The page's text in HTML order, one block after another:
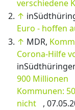
verschiedene
↑
Euro - hoffen
↑ MDR,
Corona-Hilfe
900 Millionen
Kommunen:
nicht
,